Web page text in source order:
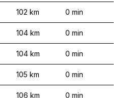
102 km 0 min
104 km 0 min
104 km 0 min
105 km 0 min
106 km 0 min